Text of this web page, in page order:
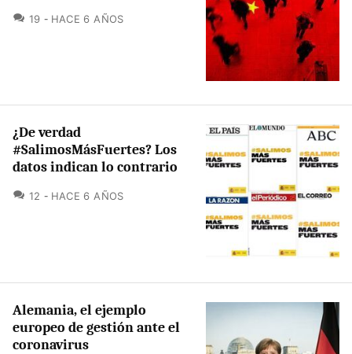
19 COMENTARIOS
HACE 6 AÑOS
¿De verdad
#SalimosMásFuertes? Los
datos indican lo contrario
12 COMENTARIOS
HACE 6 AÑOS
Alemania, el ejemplo
europeo de gestión ante el
coronavirus